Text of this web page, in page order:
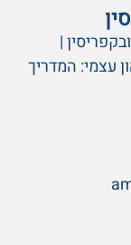
|
עצמי: המדריך